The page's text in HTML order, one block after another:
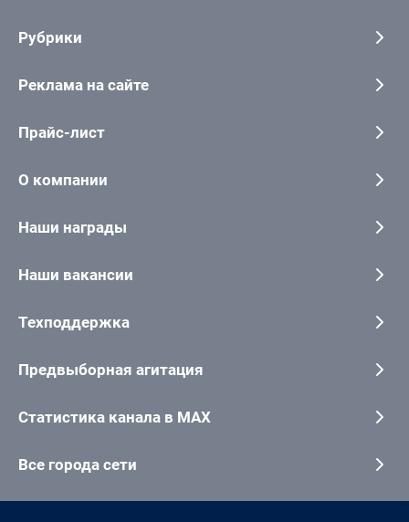
Рубрики
Реклама на сайте
Прайс-лист
О компании
Наши награды
Наши вакансии
Техподдержка
Предвыборная агитация
Статистика канала в MAX
Все города сети